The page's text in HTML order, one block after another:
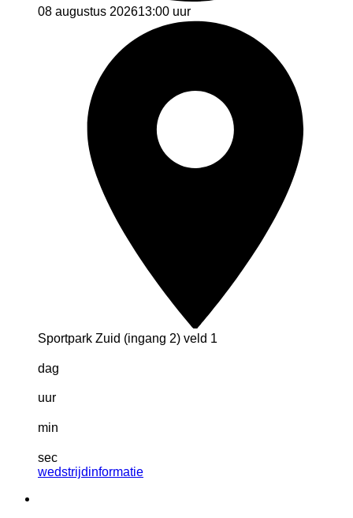
08 augustus 202613:00 uur
Sportpark Zuid (ingang 2) veld 1
dag
uur
min
sec
wedstrijdinformatie